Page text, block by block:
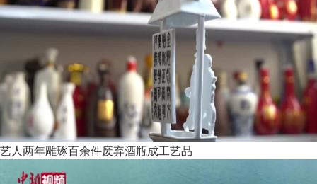
艺人两年雕琢百余件废弃酒瓶成工艺品